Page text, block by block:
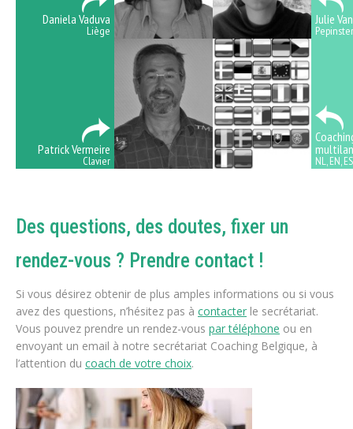
Daniela Vaduva
Liège
Julie
Pepinster
Patrick Vermeire
Clavier NL, EN,
Des questions, des doutes, fixer un
rendez-vous ? Prendre contact !
Si vous désirez obtenir de plus amples informations ou si vous
avez des questions, n’hésitez pas à contacter le secrétariat.
Vous pouvez prendre un rendez-vous par téléphone ou en
envoyant un email à notre secrétariat Coaching Belgique, à
l’attention du coach de votre choix.